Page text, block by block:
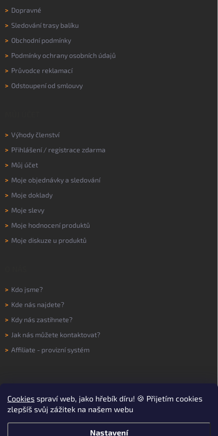
Cookies spraví web, jako hřebík díru! 🍪 Přijetím cookies
zlepšíš svůj zážitek na našem webu
Nastavení
> Dopravné
> Sledování trasy balíku
> Obchodní podmínky
> Podmínky ochrany osobních údajů
> Průvodce reklamací
> Odstoupení od smlouvy
> Výhody členství
> Přihlášení/ registrace zdarma
> Můj účet
> Moje objednávky a sledování
> Moje doklady
> Moje slevy
> Moje hodnocení produktů
> Moje diskuze u produktů
> Kdo jsme?
> Kde nás najdete?
> Kdy nás zastihnete?
> Jak nás můžete kontaktovat?
> Affiliate - provizní systém